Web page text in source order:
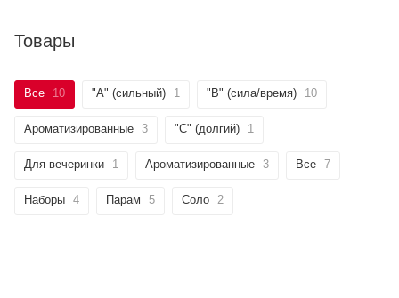
Товары
Все 10 "А" (сильный) 1 "B" (сила/время) 10
Ароматизированные 3 "C" (долгий) 1
Для вечеринки 1 Ароматизированные 3 Все 7
Наборы 4 Парам 5 Соло 2